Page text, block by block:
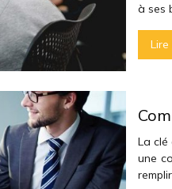
à ses
Lire
La clé
une